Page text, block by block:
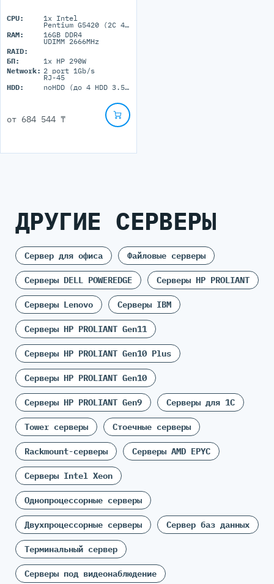
CPU: 1x Intel
Pentium G5420 (2C 4M Cache 3.80 GHz)
RAM:
16GB DDR4
UDIMM 2666MHz
RAID:
БП:
1x HP 290W
Network: 2 port 1Gb/s
RJ-45
HDD:
noHDD (до 4 HDD 3.5'' LFF)
от 684 544 ₸
ДРУГИЕ СЕРВЕРЫ
Сервер для офиса Файловые серверы
Серверы DELL POWEREDGE Серверы HP PROLIANT
Серверы Lenovo Серверы IBM
Серверы HP PROLIANT Gen11
Серверы HP PROLIANT Gen10 Plus
Серверы HP PROLIANT Gen10
Серверы HP PROLIANT Gen9 Серверы для 1С
Tower серверы Стоечные серверы
Rackmount-серверы Серверы AMD EPYC
Серверы Intel Xeon
Однопроцессорные серверы
Двухпроцессорные серверы Сервер баз данных
Терминальный сервер
Серверы под видеонаблюдение